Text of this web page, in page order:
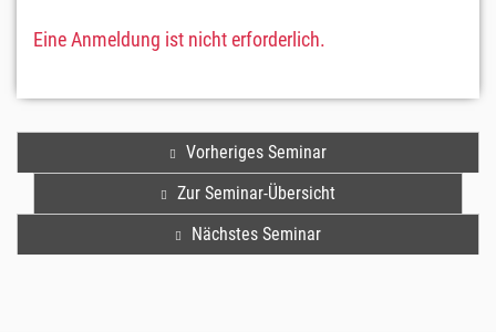
Eine Anmeldung ist nicht erforderlich.
Vorheriges Seminar
Zur Seminar-Übersicht
Nächstes Seminar